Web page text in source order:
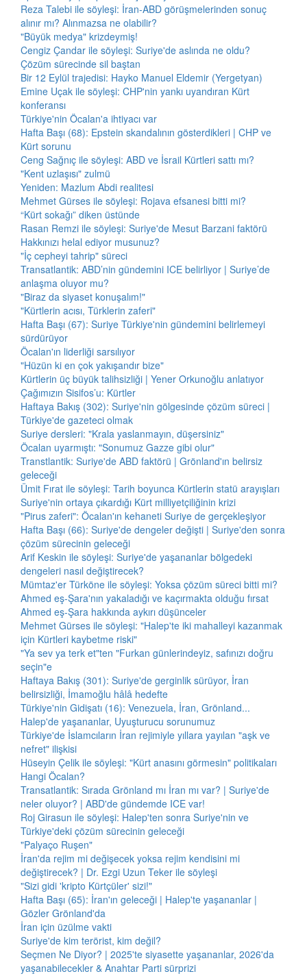
Reza Talebi ile söyleşi: İran-ABD görüşmelerinden sonuç
alınır mı? Alınmazsa ne olabilir?
"Büyük medya" krizdeymiş!
Cengiz Çandar ile söyleşi: Suriye'de aslında ne oldu?
Çözüm sürecinde sil baştan
Bir 12 Eylül trajedisi: Hayko Manuel Eldemir (Yergetyan)
Emine Uçak ile söyleşi: CHP'nin yankı uyandıran Kürt
konferansı
Türkiye'nin Öcalan'a ihtiyacı var
Hafta Başı (68): Epstein skandalının gösterdikleri | CHP ve
Kürt sorunu
Ceng Sağnıç ile söyleşi: ABD ve İsrail Kürtleri sattı mı?
"Kent uzlaşısı" zulmü
Yeniden: Mazlum Abdi realitesi
Mehmet Gürses ile söyleşi: Rojava efsanesi bitti mi?
“Kürt sokağı” diken üstünde
Rasan Remzi ile söyleşi: Suriye'de Mesut Barzani faktörü
Hakkınızı helal ediyor musunuz?
"İç cepheyi tahrip" süreci
Transatlantik: ABD’nin gündemini ICE belirliyor | Suriye’de
anlaşma oluyor mu?
"Biraz da siyaset konuşalım!"
"Kürtlerin acısı, Türklerin zaferi"
Hafta Başı (67): Suriye Türkiye'nin gündemini belirlemeyi
sürdürüyor
Öcalan'ın liderliği sarsılıyor
"Hüzün ki en çok yakışandır bize"
Kürtlerin üç büyük talihsizliği | Yener Orkunoğlu anlatıyor
Çağımızın Sisifos’u: Kürtler
Haftaya Bakış (302): Suriye'nin gölgesinde çözüm süreci |
Türkiye'de gazeteci olmak
Suriye dersleri: "Krala yaslanmayın, düşersiniz"
Öcalan uyarmıştı: "Sonumuz Gazze gibi olur"
Transtlantik: Suriye'de ABD faktörü | Grönland'ın belirsiz
geleceği
Ümit Fırat ile söyleşi: Tarih boyunca Kürtlerin statü arayışları
Suriye'nin ortaya çıkardığı Kürt milliyetçiliğinin krizi
"Pirus zaferi": Öcalan'ın kehaneti Suriye de gerçekleşiyor
Hafta Başı (66): Suriye'de dengeler değişti | Suriye'den sonra
çözüm sürecinin geleceği
Arif Keskin ile söyleşi: Suriye'de yaşananlar bölgedeki
dengeleri nasıl değiştirecek?
Mümtaz'er Türköne ile söyleşi: Yoksa çözüm süreci bitti mi?
Ahmed eş-Şara'nın yakaladığı ve kaçırmakta olduğu fırsat
Ahmed eş-Şara hakkında aykırı düşünceler
Mehmet Gürses ile söyleşi: "Halep'te iki mahalleyi kazanmak
için Kürtleri kaybetme riski"
"Ya sev ya terk et"ten "Furkan günlerindeyiz, safınızı doğru
seçin"e
Haftaya Bakış (301): Suriye'de gerginlik sürüyor, İran
belirsizliği, İmamoğlu hâlâ hedefte
Türkiye'nin Gidişatı (16): Venezuela, İran, Grönland...
Halep'de yaşananlar, Uyuşturucu sorunumuz
Türkiye'de İslamcıların İran rejimiyle yıllara yayılan "aşk ve
nefret" ilişkisi
Hüseyin Çelik ile söyleşi: "Kürt anasını görmesin" politikaları
Hangi Öcalan?
Transatlantik: Sırada Grönland mı İran mı var? | Suriye'de
neler oluyor? | ABD'de gündemde ICE var!
Roj Girasun ile söyleşi: Halep'ten sonra Suriye'nin ve
Türkiye'deki çözüm sürecinin geleceği
"Palyaço Ruşen"
İran'da rejim mi değişecek yoksa rejim kendisini mi
değiştirecek? | Dr. Ezgi Uzun Teker ile söyleşi
"Sizi gidi 'kripto Kürtçüler' sizi!"
Hafta Başı (65): İran'ın geleceği | Halep'te yaşananlar |
Gözler Grönland'da
İran için üzülme vakti
Suriye'de kim terörist, kim değil?
Seçmen Ne Diyor? | 2025'te siyasette yaşananlar, 2026'da
yaşanabilecekler & Anahtar Parti sürprizi